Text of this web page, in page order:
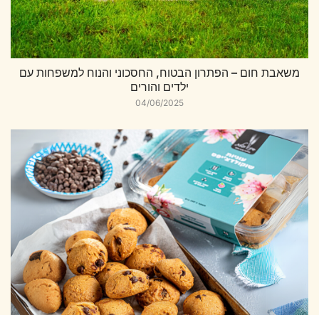
משאבת חום – הפתרון הבטוח, החסכוני והנוח למשפחות עם
ילדים והורים
04/06/2025